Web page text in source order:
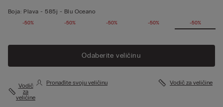
Boja: Plava -585j - Blu Oceano
-50% -50% -50% -50% -50%
Odaberite veličinu
Vodič
za
veličine
Pronađite svoju veličinu Vodič za veličine